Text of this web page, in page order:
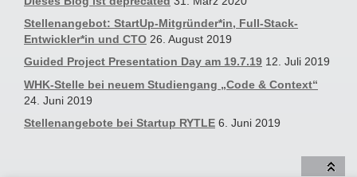
Stellenangebot: StartUp-Mitgründer*in, Full-Stack-
Entwickler*in und CTO 26. August 2019
Guided Project Presentation Day am 19.7.19 12. Juli 2019
WHK-Stelle bei neuem Studiengang „Code & Context“
24. Juni 2019
Stellenangebote bei Startup RYTLE 6. Juni 2019